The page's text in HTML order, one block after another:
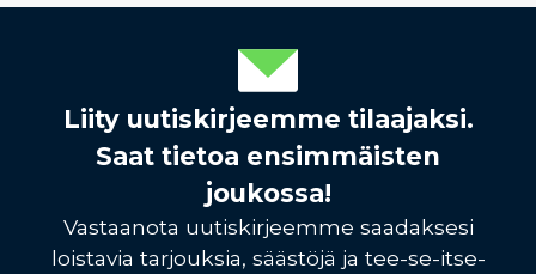
Liity uutiskirjeemme tilaajaksi.
Saat tietoa ensimmäisten
joukossa!
Vastaanota uutiskirjeemme saadaksesi
loistavia tarjouksia, säästöjä ja tee-se-itse-